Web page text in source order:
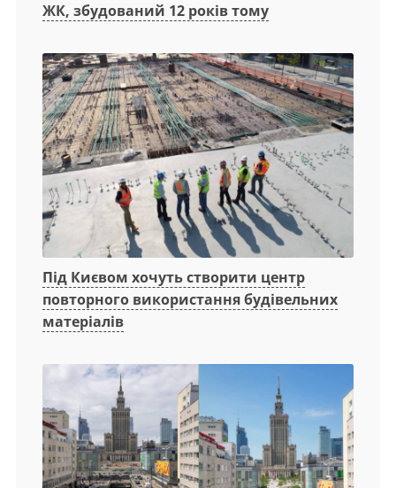
ЖК, збудований 12 років тому
Під Києвом хочуть створити центр
повторного використання будівельних
матеріалів